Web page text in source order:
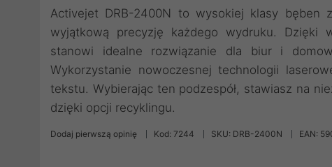
Activejet DRB-2400N to wysokiej klasy bęben
wyjątkową precyzję każdego wydruku. Dzięki
stanowi idealne rozwiązanie dla biur i
Wykorzystanie nowoczesnej technologii
tekstu. Wybierając ten podzespół, stawiasz na
dzięki opcji recyklingu.
Dodaj pierwszą opinię Kod: 7244 SKU: DRB-2400N EAN: